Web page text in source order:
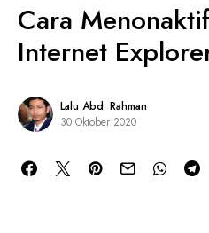
Cara
Internet
Lalu Abd. Rahman
30 Oktober 2020